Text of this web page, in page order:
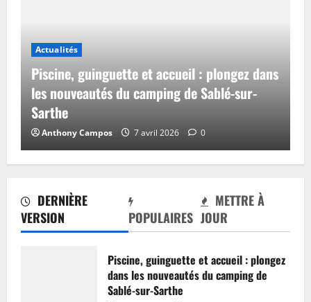
DERNIÈRE
VERSION
POPULAIRES
METTRE À
JOUR
Piscine, guinguette et accueil : plongez
dans les nouveautés du camping de
Sablé-sur-Sarthe
Actualités
Piscine, guinguette et accueil : plongez dans
les nouveautés du camping de Sablé-sur-
Sarthe
Anthony Campos 7 avril 2026 0